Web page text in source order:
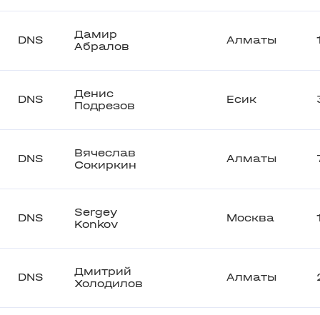
DNS
Дамир
Абралов
Алматы
DNS
Денис
Подрезов
Есик
DNS
Вячеслав
Сокиркин
Алматы
DNS
Sergey
Konkov
Москва
DNS
Дмитрий
Холодилов
Алматы